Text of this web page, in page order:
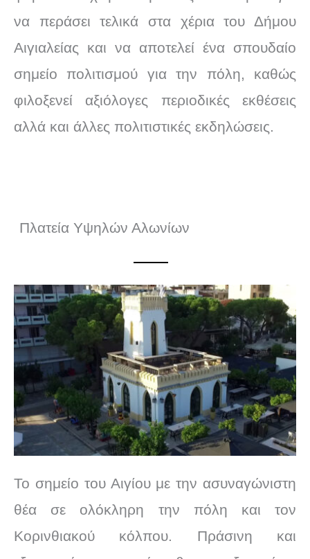
να περάσει τελικά στα χέρια του Δήμου
Αιγιαλείας και να αποτελεί ένα σπουδαίο
σημείο πολιτισμού για την πόλη, καθώς
φιλοξενεί αξιόλογες περιοδικές εκθέσεις
αλλά και άλλες πολιτιστικές εκδηλώσεις.
Πλατεία Υψηλών Αλωνίων
Το σημείο του Αιγίου με την ασυναγώνιστη
θέα σε ολόκληρη την πόλη και τον
Κορινθιακού κόλπου. Πράσινη και